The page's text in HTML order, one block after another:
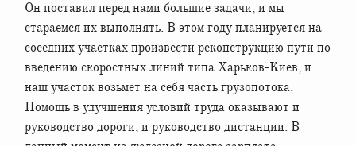
Он поставил перед нами большие задачи, и мы
стараемся их выполнять. В этом году планируется на
соседних участках произвести реконструкцию пути по
введению скоростных линий типа Харьков-Киев, и
наш участок возьмет на себя часть грузопотока.
Помощь в улучшения условий труда оказывают и
руководство дороги, и руководство дистанции. В